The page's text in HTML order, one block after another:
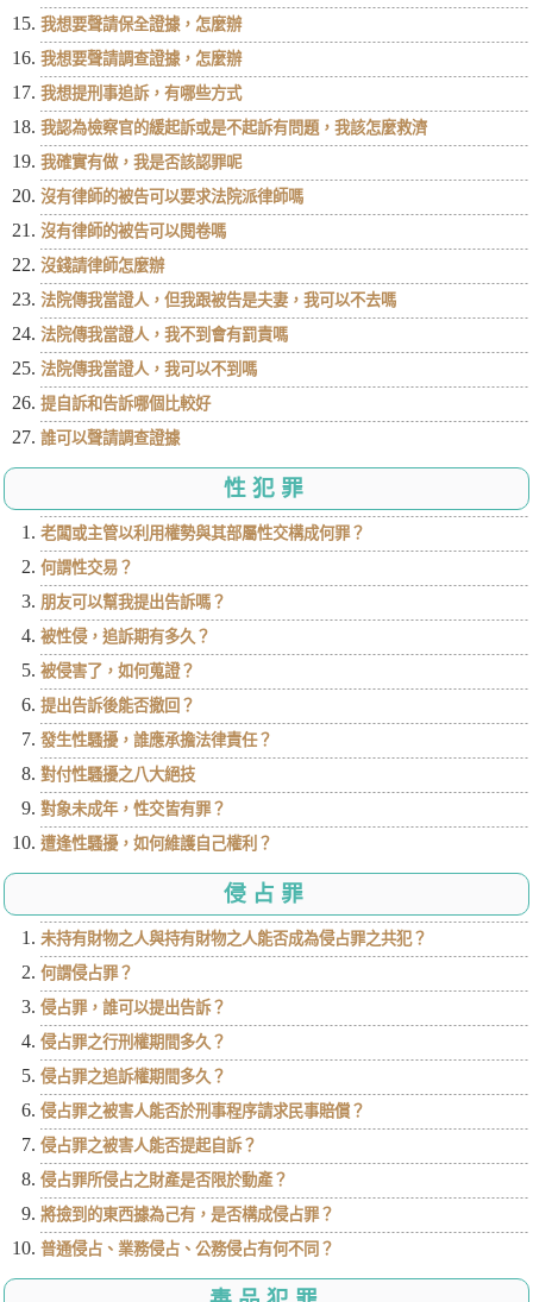
我想要聲請保全證據，怎麼辦
我想要聲請調查證據，怎麼辦
我想提刑事追訴，有哪些方式
我認為檢察官的緩起訴或是不起訴有問題，我該怎麼救濟
我確實有做，我是否該認罪呢
沒有律師的被告可以要求法院派律師嗎
沒有律師的被告可以閱卷嗎
沒錢請律師怎麼辦
法院傳我當證人，但我跟被告是夫妻，我可以不去嗎
法院傳我當證人，我不到會有罰責嗎
法院傳我當證人，我可以不到嗎
提自訴和告訴哪個比較好
誰可以聲請調查證據
性犯罪
老闆或主管以利用權勢與其部屬性交構成何罪？
何謂性交易？
朋友可以幫我提出告訴嗎？
被性侵，追訴期有多久？
被侵害了，如何蒐證？
提出告訴後能否撤回？
發生性騷擾，誰應承擔法律責任？
對付性騷擾之八大絕技
對象未成年，性交皆有罪？
遭逢性騷擾，如何維護自己權利？
侵占罪
未持有財物之人與持有財物之人能否成為侵占罪之共犯？
何謂侵占罪？
侵占罪，誰可以提出告訴？
侵占罪之行刑權期間多久？
侵占罪之追訴權期間多久？
侵占罪之被害人能否於刑事程序請求民事賠償？
侵占罪之被害人能否提起自訴？
侵占罪所侵占之財產是否限於動產？
將撿到的東西據為己有，是否構成侵占罪？
普通侵占、業務侵占、公務侵占有何不同？